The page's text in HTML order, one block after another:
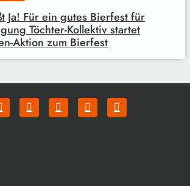
Ja! Für ein gutes Bierfest für
Töchter-Kollektiv startet
Aktion zum Bierfest